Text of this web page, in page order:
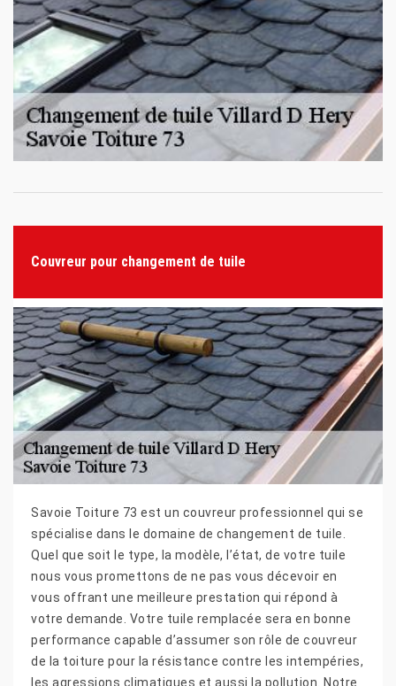
Couvreur pour changement de tuile
Savoie Toiture 73 est un couvreur professionnel qui se
spécialise dans le domaine de changement de tuile.
Quel que soit le type, la modèle, l’état, de votre tuile
nous vous promettons de ne pas vous décevoir en
vous offrant une meilleure prestation qui répond à
votre demande. Votre tuile remplacée sera en bonne
performance capable d’assumer son rôle de couvreur
de la toiture pour la résistance contre les intempéries,
les agressions climatiques et aussi la pollution. Notre